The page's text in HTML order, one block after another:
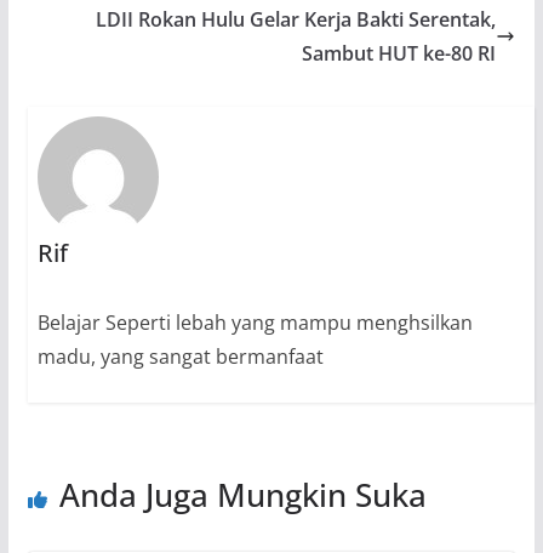
LDII Rokan Hulu Gelar Kerja Bakti Serentak,
Sambut HUT ke-80 RI
Rif
Belajar Seperti lebah yang mampu menghsilkan
madu, yang sangat bermanfaat
Anda Juga Mungkin Suka